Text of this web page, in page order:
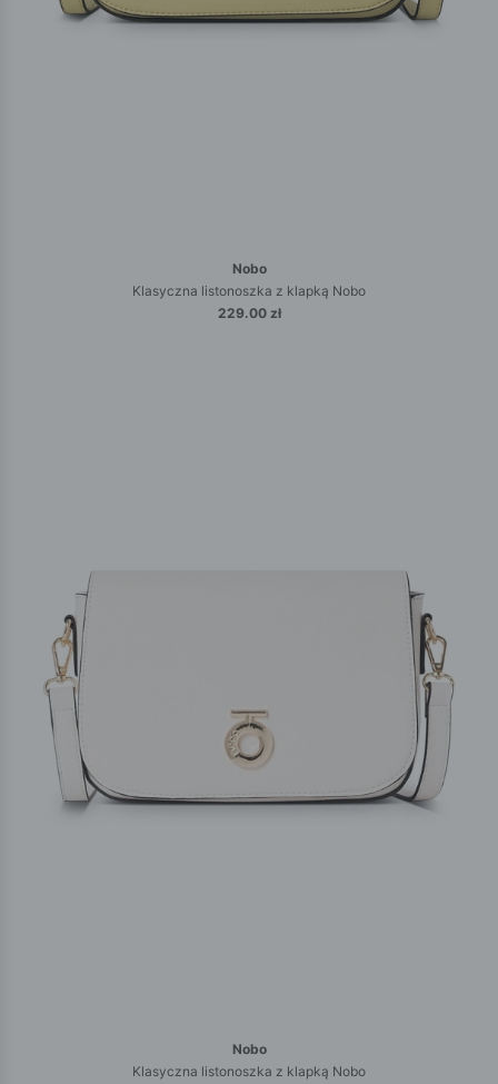
Nobo
Klasyczna listonoszka z klapką Nobo
229.00 zł
Nobo
Klasyczna listonoszka z klapką Nobo